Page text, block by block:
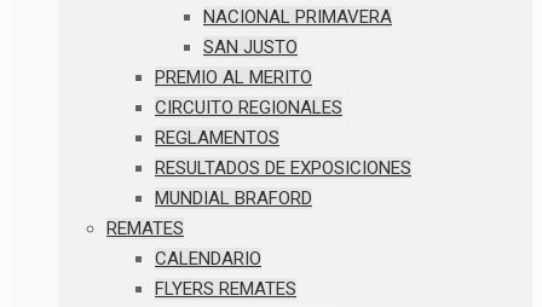
NACIONAL PRIMAVERA
SAN JUSTO
PREMIO AL MERITO
CIRCUITO REGIONALES
REGLAMENTOS
RESULTADOS DE EXPOSICIONES
MUNDIAL BRAFORD
REMATES
CALENDARIO
FLYERS REMATES